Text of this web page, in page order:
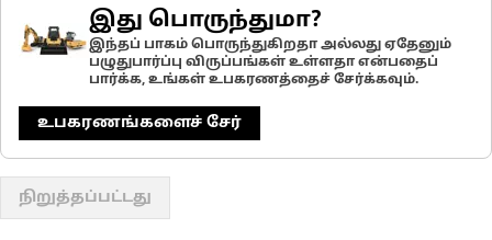
இது பொருந்துமா?
இந்தப் பாகம் பொருந்துகிறதா அல்லது ஏதேனும்
பழுதுபார்ப்பு விருப்பங்கள் உள்ளதா என்பதைப்
பார்க்க, உங்கள் உபகரணத்தைச் சேர்க்கவும்.
உபகரணங்களைச் சேர்
நிறுத்தப்பட்டது